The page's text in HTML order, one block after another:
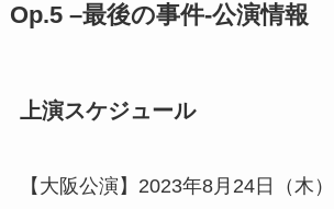
Op.5 –最後の事件-公演情報
上演スケジュール
【大阪公演】2023年8月24日（木